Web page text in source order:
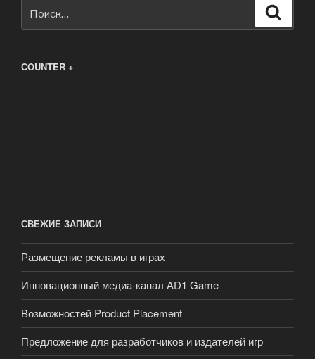
COUNTER +
СВЕЖИЕ ЗАПИСИ
Размещение рекламы в играх
Инновационный медиа-канал AD1 Game
Возможностей Product Placement
Предложение для разработчиков и издателей игр